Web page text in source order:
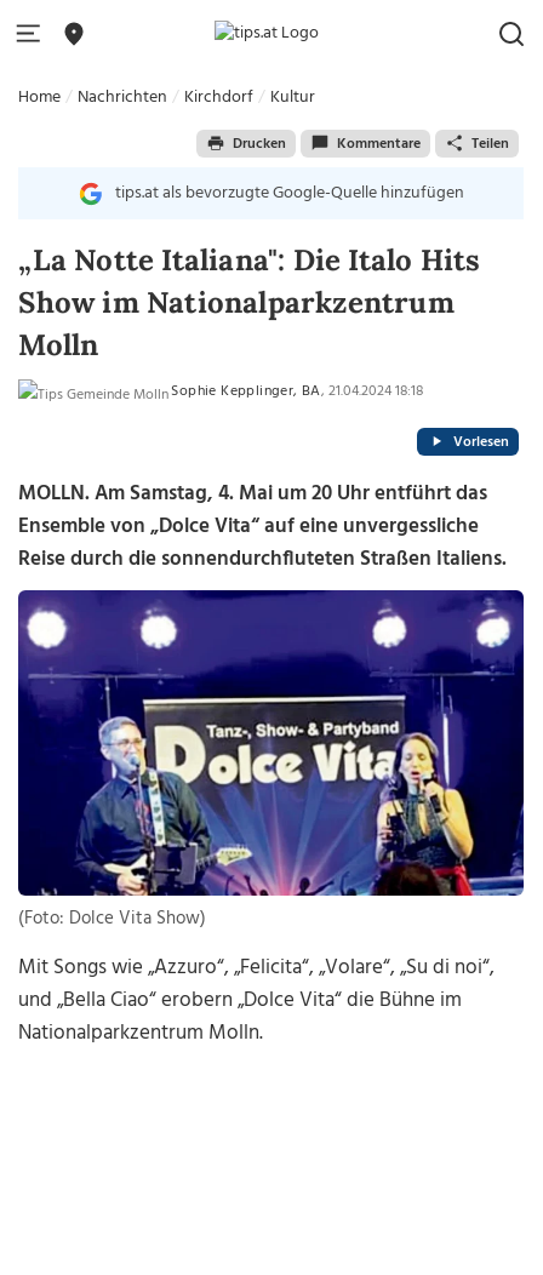
Home Nachrichten Kirchdorf Kultur
Drucken Kommentare Teilen
tips.at als bevorzugte Google-Quelle hinzufügen
„La Notte Italiana": Die Italo Hits
Show im Nationalparkzentrum
Molln
Sophie Kepplinger, BA, 21.04.2024 18:18
Vorlesen
MOLLN. Am Samstag, 4. Mai um 20 Uhr entführt das
Ensemble von „Dolce Vita“ auf eine unvergessliche
Reise durch die sonnendurchfluteten Straßen Italiens.
(Foto: Dolce Vita Show)
Mit Songs wie „Azzuro“, „Felicita“, „Volare“, „Su di noi“,
und „Bella Ciao“ erobern „Dolce Vita“ die Bühne im
Nationalparkzentrum Molln.